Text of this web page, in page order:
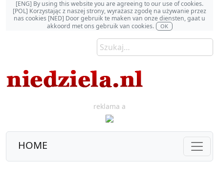
[ENG] By using this website you are agreeing to our use of cookies.
[POL] Korzystając z naszej strony, wyrażasz zgodę na używanie przez
nas cookies [NED] Door gebruik te maken van onze diensten, gaat u
akkoord met ons gebruik van cookies.
OK
reklama a
HOME